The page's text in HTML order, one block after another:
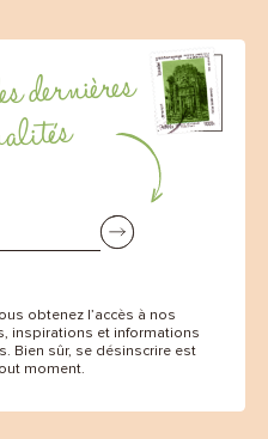
dernières
obtenez l’accès à nos
inspirations et informations
Bien sûr, se désinscrire est
moment.